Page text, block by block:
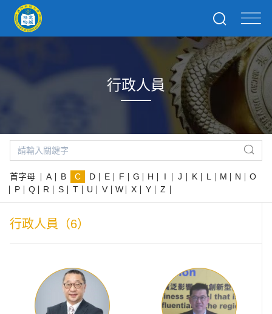
行政人員
首字母 A B C D E F G H I J K L M N
O
P
Q R S T U V W X Y Z
行政人員（6）